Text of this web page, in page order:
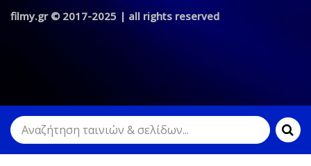
filmy.gr © 2017-2025 | all rights reserved